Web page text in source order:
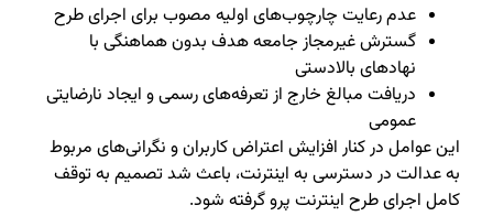
عدم رعایت چارچوب‌های اولیه مصوب برای اجرای طرح
گسترش غیرمجاز جامعه هدف بدون هماهنگی با
نهادهای بالادستی
دریافت مبالغ خارج از تعرفه‌های رسمی و ایجاد نارضایتی
عمومی
این عوامل در کنار افزایش اعتراض کاربران و نگرانی‌های مربوط
به عدالت در دسترسی به اینترنت، باعث شد تصمیم به توقف
کامل اجرای طرح اینترنت پرو گرفته شود.